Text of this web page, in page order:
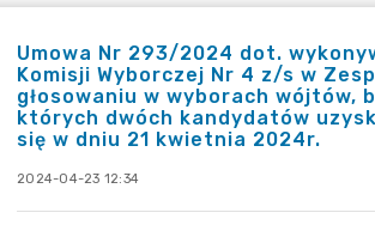
Umowa Nr 293/2024 dot.
Komisji Wyborczej Nr 4 z/s w
głosowaniu w wyborach
których dwóch kandydatów
się w dniu 21 kwietnia 2024r.
2024-04-23 12:34